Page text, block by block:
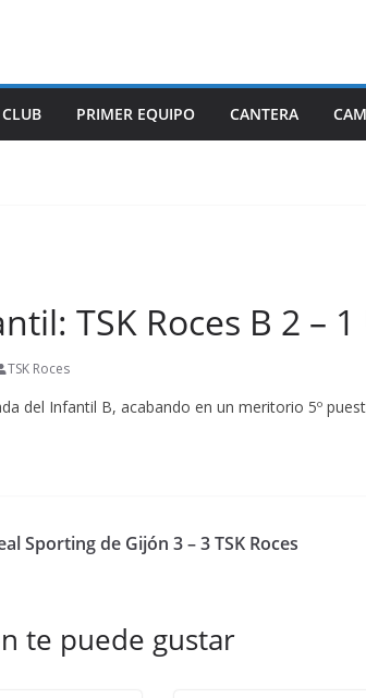
PRIMER EQUIPO CANTERA
TSK Roces B 2 –
TSK Roces
del Infantil B, acabando en un meritorio 5º
Sporting de Gijón 3 – 3 TSK Roces
te puede gustar